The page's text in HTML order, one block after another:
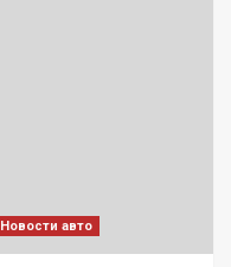
Новости авто